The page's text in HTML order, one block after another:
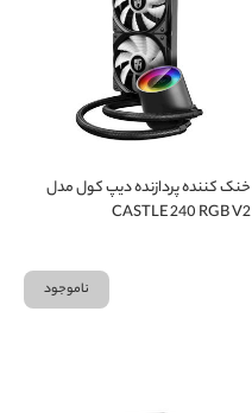
خنک کننده پردازنده دیپ کول مدل
CASTLE 240 RGB V2
ناموجود